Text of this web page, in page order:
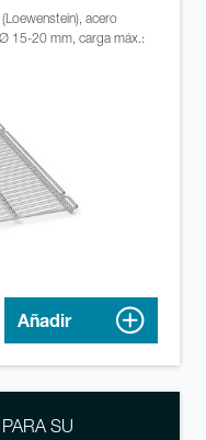
acero
15-20 mm, carga máx.:
Añadir
SU